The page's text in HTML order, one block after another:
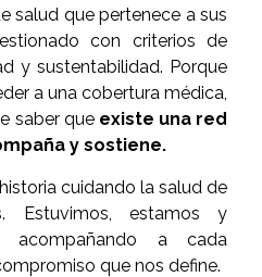
salud que pertenece a sus
con criterios de
y sustentabilidad. Porque
a una cobertura médica,
saber que existe una red
y sostiene.
cuidando la salud de
Estuvimos, estamos y
acompañando a cada
que nos define.